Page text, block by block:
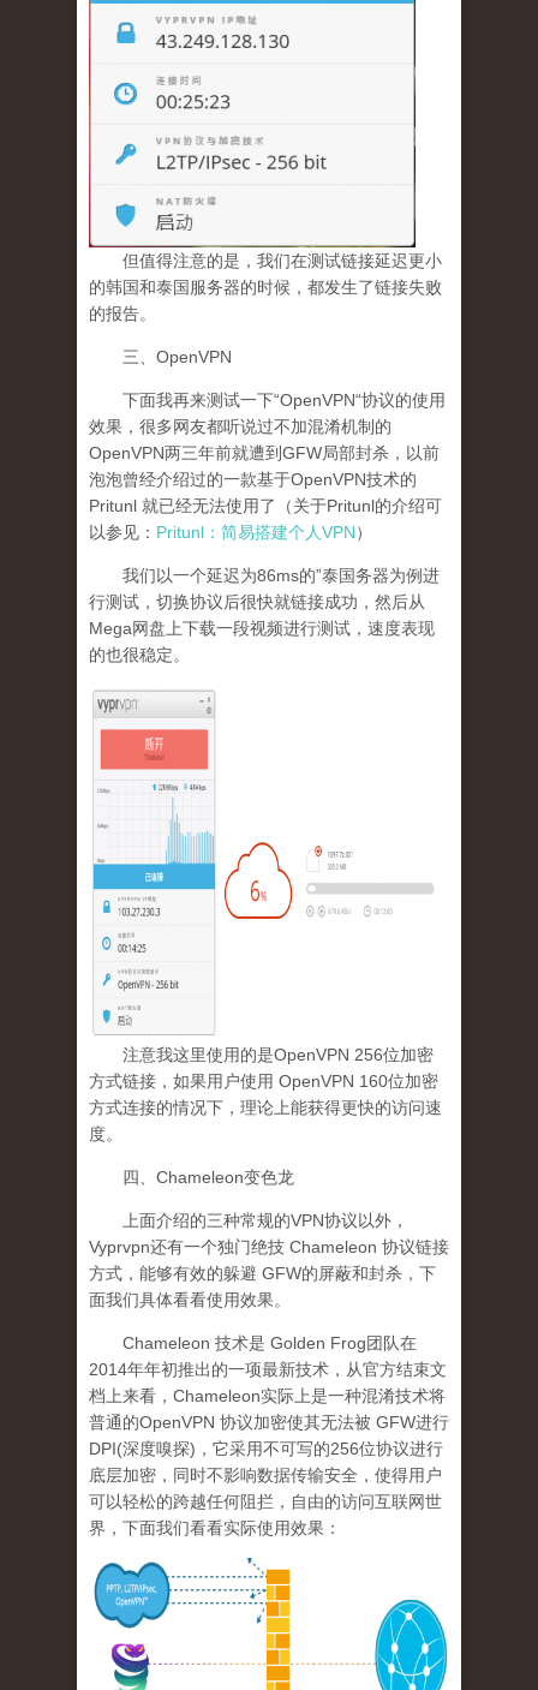
但值得注意的是，我们在测试链接延迟更小
的韩国和泰国服务器的时候，都发生了链接失败
的报告。
三、OpenVPN
下面我再来测试一下“OpenVPN“协议的使用
效果，很多网友都听说过不加混淆机制的
OpenVPN两三年前就遭到GFW局部封杀，以前
泡泡曾经介绍过的一款基于OpenVPN技术的
Pritunl 就已经无法使用了（关于Pritunl的介绍可
以参见： Pritunl：简易搭建个人VPN）
我们以一个延迟为86ms的”泰国务器为例进
行测试，切换协议后很快就链接成功，然后从
Mega网盘上下载一段视频进行测试，速度表现
的也很稳定。
注意我这里使用的是OpenVPN 256位加密
方式链接，如果用户使用 OpenVPN 160位加密
方式连接的情况下，理论上能获得更快的访问速
度。
四、Chameleon变色龙
上面介绍的三种常规的VPN协议以外，
Vyprvpn还有一个独门绝技 Chameleon 协议链接
方式，能够有效的躲避 GFW的屏蔽和封杀，下
面我们具体看看使用效果。
Chameleon 技术是 Golden Frog团队在
2014年年初推出的一项最新技术，从官方结束文
档上来看，Chameleon实际上是一种混淆技术将
普通的OpenVPN 协议加密使其无法被 GFW进行
DPI(深度嗅探)，它采用不可写的256位协议进行
底层加密，同时不影响数据传输安全，使得用户
可以轻松的跨越任何阻拦，自由的访问互联网世
界，下面我们看看实际使用效果：